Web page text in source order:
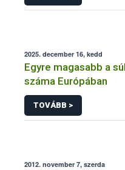
2025. december 16, kedd
Egyre magasabb a
száma Európában
TOVÁBB >
2012. november 7, szerda